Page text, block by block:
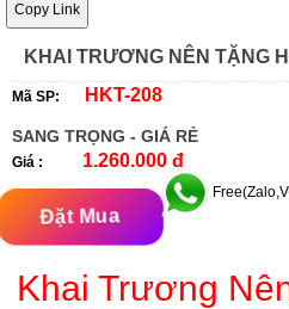
Copy Link
KHAI TRƯƠNG NÊN TẶNG
Mã SP: HKT-208
SANG TRỌNG - GIÁ RẺ
Giá : 1.260.000 đ
Đặt Mua
Khai Trương